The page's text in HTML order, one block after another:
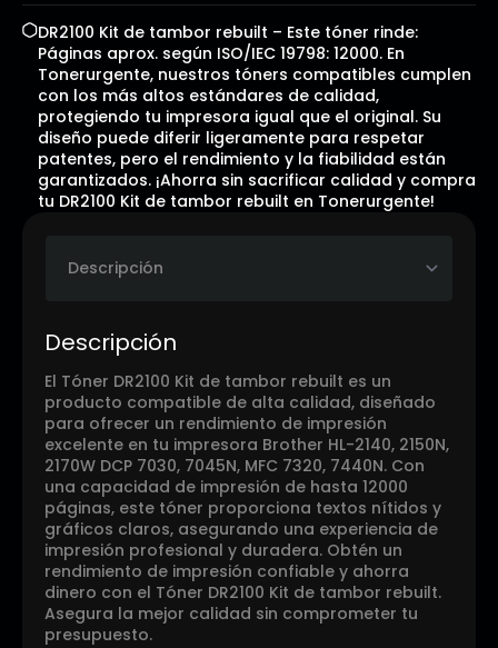
cantidad
DR2100 Kit de tambor rebuilt – Este tóner rinde:
Páginas aprox. según ISO/IEC 19798: 12000. En
Tonerurgente, nuestros tóners compatibles cumplen
con los más altos estándares de calidad,
protegiendo tu impresora igual que el original. Su
diseño puede diferir ligeramente para respetar
patentes, pero el rendimiento y la fiabilidad están
garantizados. ¡Ahorra sin sacrificar calidad y compra
tu DR2100 Kit de tambor rebuilt en Tonerurgente!
Descripción
El Tóner DR2100 Kit de tambor rebuilt es un
producto compatible de alta calidad, diseñado
para ofrecer un rendimiento de impresión
excelente en tu impresora Brother HL-2140, 2150N,
2170W DCP 7030, 7045N, MFC 7320, 7440N. Con
una capacidad de impresión de hasta 12000
páginas, este tóner proporciona textos nítidos y
gráficos claros, asegurando una experiencia de
impresión profesional y duradera. Obtén un
rendimiento de impresión confiable y ahorra
dinero con el Tóner DR2100 Kit de tambor rebuilt.
Asegura la mejor calidad sin comprometer tu
presupuesto.